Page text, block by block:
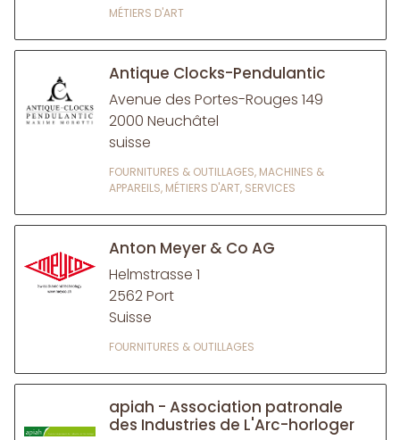
MÉTIERS D'ART
Antique Clocks-Pendulantic
Avenue des Portes-Rouges 149
2000 Neuchâtel
suisse
FOURNITURES & OUTILLAGES, MACHINES &
APPAREILS, MÉTIERS D'ART, SERVICES
Anton Meyer & Co AG
Helmstrasse 1
2562 Port
Suisse
FOURNITURES & OUTILLAGES
apiah - Association patronale
des Industries de L'Arc-horloger